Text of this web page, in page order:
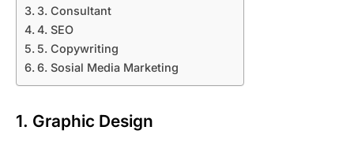
3. Consultant
4. SEO
5. Copywriting
6. Sosial Media Marketing
1. Graphic Design